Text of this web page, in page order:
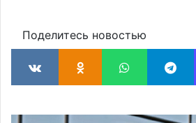
Поделитесь новостью